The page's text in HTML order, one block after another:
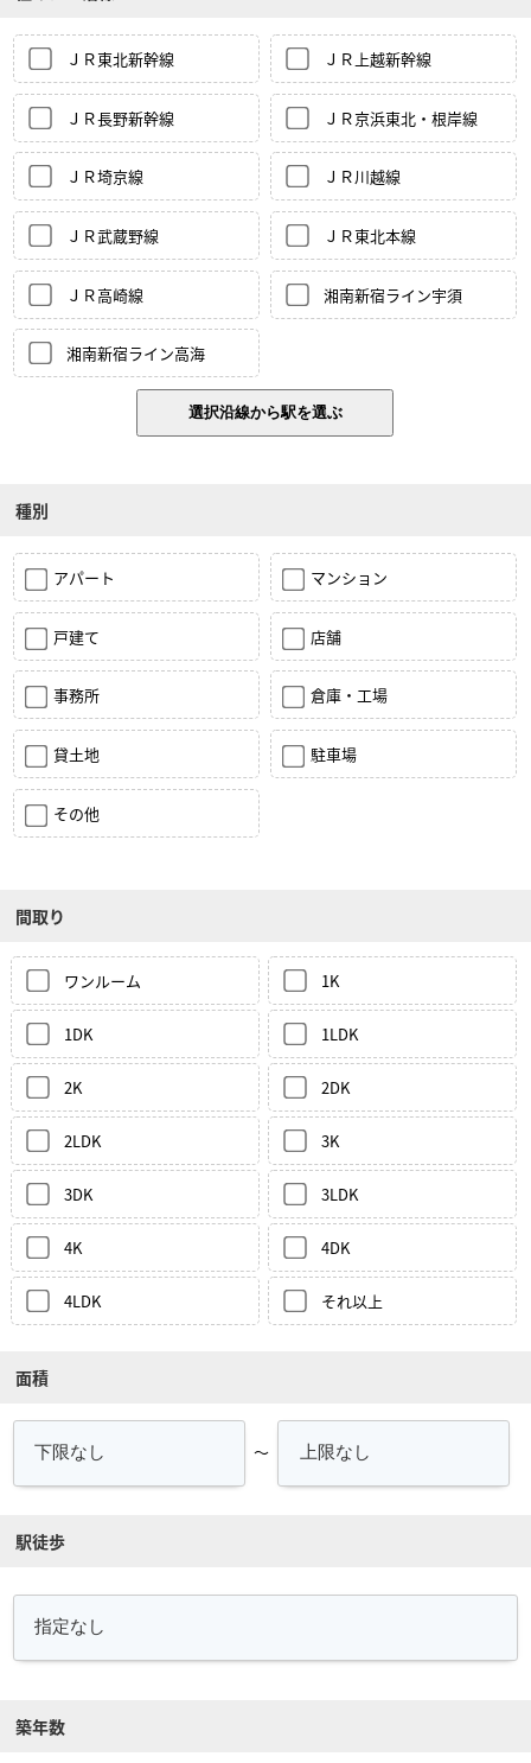
ＪＲ東北新幹線 ＪＲ上越新幹線
ＪＲ長野新幹線 ＪＲ京浜東北・根岸線
ＪＲ埼京線 ＪＲ川越線
ＪＲ武蔵野線 ＪＲ東北本線
ＪＲ高崎線 湘南新宿ライン宇須
湘南新宿ライン高海
種別
アパート マンション
戸建て 店舗
事務所 倉庫・工場
貸土地 駐車場
その他
間取り
ワンルーム 1K
1DK 1LDK
2K 2DK
2LDK 3K
3DK 3LDK
4K 4DK
4LDK それ以上
面積
～
駅徒歩
築年数